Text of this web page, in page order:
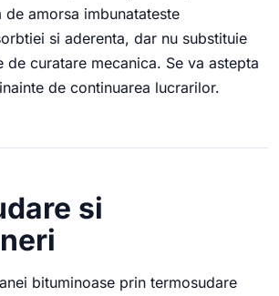
amorsa imbunatateste
si aderenta, dar nu substituie
de curatare mecanica. Se va astepta
de continuarea lucrarilor.
si
bituminoase prin termosudare